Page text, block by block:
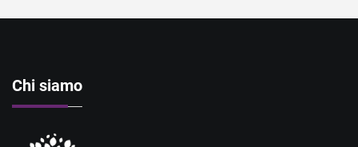
Chi siamo